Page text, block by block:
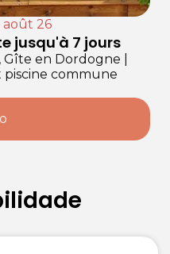
août 26
jusqu'à 7 jours
en Dordogne
commune